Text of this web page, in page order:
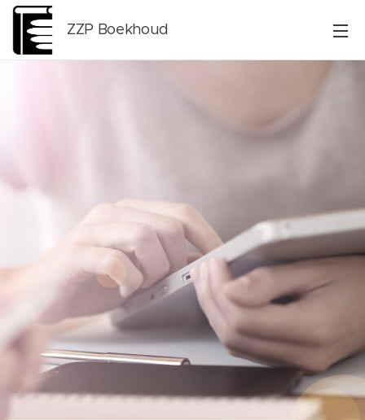
ZZP Boekhoud